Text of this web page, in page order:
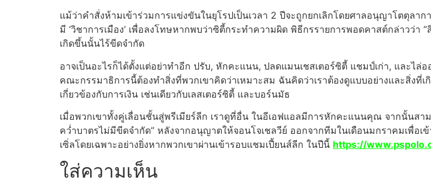
แม้ว่าคำสั่งห้ามเข้าร่วมการแข่งขันในยุโรปเป็นเวลา 2 ปีจะถูกยกเลิกโดยศาลอนุญาโตตุล
มี ‘วิชาการเมือง’ เพื่อลงโทษหากพบว่าซิตี้กระทำความผิด พิธีกรรายการพอดคาสต์กล่าว
เกิดขึ้นนั้นไร้ขีดจำกัด
อาจเป็นอะไรก็ได้ตั้งแต่อย่าทำอีก ปรับ, หักคะแนน, ปลดแมนเชสเตอร์ซิตี้ แชมป์เก่า, และไ
คณะกรรมาธิการนี้ต้องทำสิ่งที่พวกเขาคิดว่าเหมาะสม ฉันคิดว่าเราต้องดูแบบอย่างและสิ่งที่
เกี่ยวข้องกับการเงิน เช่นเดียวกับเลสเตอร์ซิตี้ และบอร์นมัธ
เมื่อพวกเขาทั้งคู่เลื่อนชั้นสู่พรีเมียร์ลีก เราดูที่อื่น ในอีเอฟแอลมีการหักคะแนนคุณ จากนั้นสา
คว่ำบาตรไม่มีขีดจำกัด” หลังจากอนุญาตให้จอนโจเชลวีย์ ออกจากทีมในเดือนมกราคมเพื่อ
เซิ่ลโดยเฉพาะอย่างยิ่งหากพวกเขาผ่านเข้ารอบแชมเปี้ยนส์ลีก ในปีนี้ https://
ใส่ความเห็น